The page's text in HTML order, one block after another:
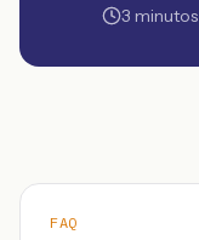
3 minutos
FAQ